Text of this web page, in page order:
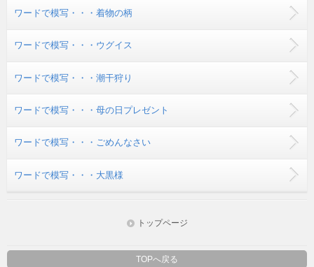
ワードで模写・・・着物の柄
ワードで模写・・・ウグイス
ワードで模写・・・潮干狩り
ワードで模写・・・母の日プレゼント
ワードで模写・・・ごめんなさい
ワードで模写・・・大黒様
トップページ
TOPへ戻る